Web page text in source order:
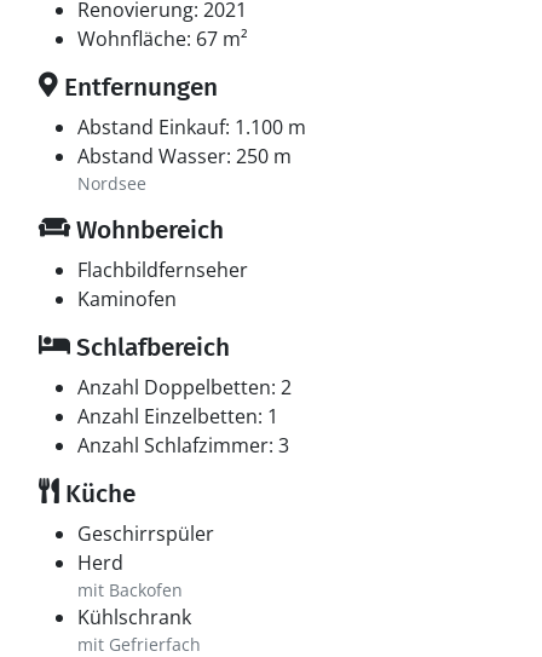
Renovierung: 2021
Wohnfläche: 67 m²
Entfernungen
Abstand Einkauf: 1.100 m
Abstand Wasser: 250 m
Nordsee
Wohnbereich
Flachbildfernseher
Kaminofen
Schlafbereich
Anzahl Doppelbetten: 2
Anzahl Einzelbetten: 1
Anzahl Schlafzimmer: 3
Küche
Geschirrspüler
Herd
mit Backofen
Kühlschrank
mit Gefrierfach